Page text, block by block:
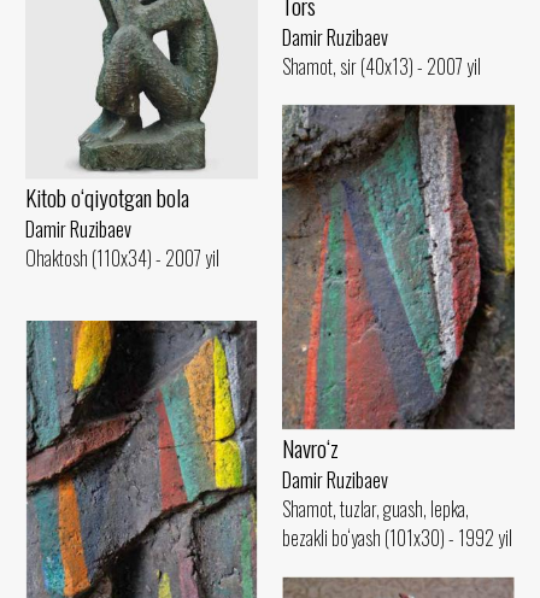
Damir Ruzibaev
Shamot, sir (40x13) - 2007 yil
Kitob o‘qiyotgan bola
Damir Ruzibaev
Ohaktosh (110x34) - 2007 yil
Navro‘z
Damir Ruzibaev
Shamot, tuzlar, guash, lepka,
bezakli bo‘yash (101x30) - 1992 yil